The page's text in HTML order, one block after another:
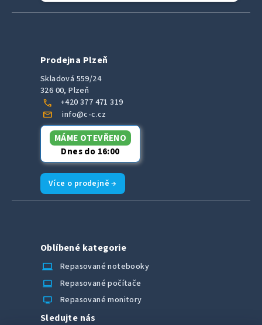
Prodejna Plzeň
Skladová 559/24
326 00, Plzeň
call +420 377 471 319
mail info@c-c.cz
MÁME OTEVŘENO
Dnes do 16:00
Více o prodejně →
Oblíbené kategorie
laptop_chromebook
Repasované notebooky
computer Repasované počítače
monitor Repasované monitory
Sledujte nás